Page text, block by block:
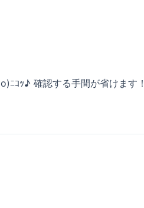
ﾆｺｯ♪ 確認する手間が省けま